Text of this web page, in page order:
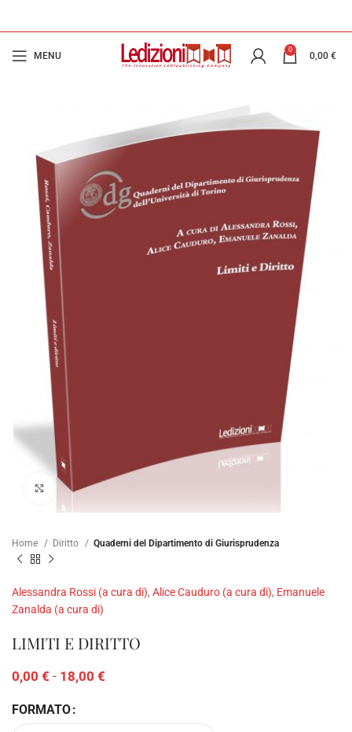
MENU
0
0,00 €
Clicca per ampliare
Home Diritto Quaderni del Dipartimento di Giurisprudenza
Alessandra Rossi (a cura di), Alice Cauduro (a cura di), Emanuele
Zanalda (a cura di)
LIMITI E DIRITTO
0,00 € - 18,00 €
FORMATO